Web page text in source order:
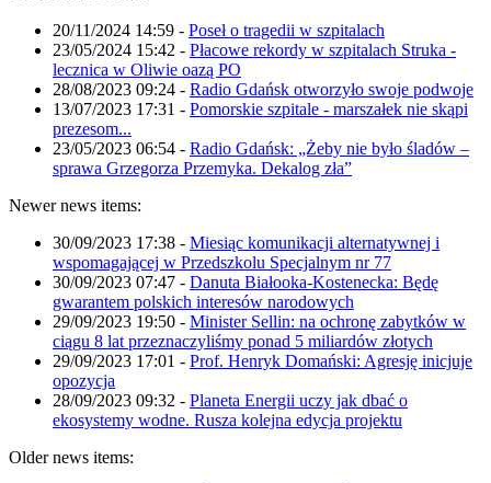
20/11/2024 14:59 - Poseł o tragedii w szpitalach
23/05/2024 15:42 - Płacowe rekordy w szpitalach Struka -
lecznica w Oliwie oazą PO
28/08/2023 09:24 - Radio Gdańsk otworzyło swoje podwoje
13/07/2023 17:31 - Pomorskie szpitale - marszałek nie skąpi
prezesom...
23/05/2023 06:54 - Radio Gdańsk: „Żeby nie było śladów –
sprawa Grzegorza Przemyka. Dekalog zła”
Newer news items:
30/09/2023 17:38 - Miesiąc komunikacji alternatywnej i
wspomagającej w Przedszkolu Specjalnym nr 77
30/09/2023 07:47 - Danuta Białooka-Kostenecka: Będę
gwarantem polskich interesów narodowych
29/09/2023 19:50 - Minister Sellin: na ochronę zabytków w
ciągu 8 lat przeznaczyliśmy ponad 5 miliardów złotych
29/09/2023 17:01 - Prof. Henryk Domański: Agresję inicjuje
opozycja
28/09/2023 09:32 - Planeta Energii uczy jak dbać o
ekosystemy wodne. Rusza kolejna edycja projektu
Older news items: